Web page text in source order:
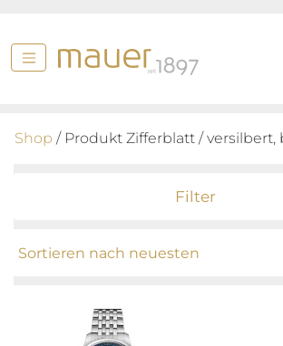
Shop / Produkt Zifferblatt / versilbert,
Filter